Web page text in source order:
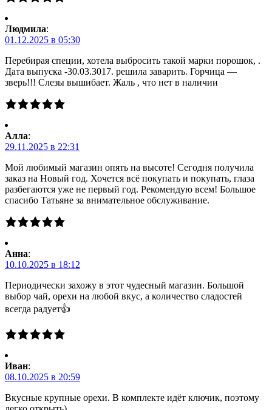
Людмила:
01.12.2025 в 05:30
Перебирая специи, хотела выбросить такой марки порошок, .
Дата выпуска -30.03.3017. решила заварить. Горчица —
зверь!!! Слезы вышибает. Жаль , что нет в наличии
Алла:
29.11.2025 в 22:31
Мой любимый магазин опять на высоте! Сегодня получила
заказ на Новый год. Хочется всё покупать и покупать, глаза
разбегаются уже не первый год. Рекомендую всем! Большое
спасибо Татьяне за внимательное обслуживание.
Анна:
10.10.2025 в 18:12
Периодически захожу в этот чудесный магазин. Большой
выбор чай, орехи на любой вкус, а количество сладостей
всегда радует👍
Иван:
08.10.2025 в 20:59
Вкусные крупные орехи. В комплекте идёт ключик, поэтому